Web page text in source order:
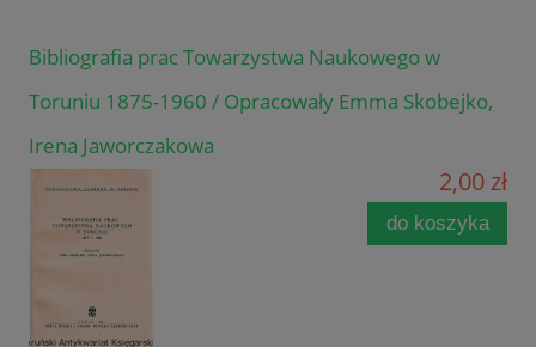
Bibliografia prac Towarzystwa Naukowego w
Toruniu 1875-1960 / Opracowały Emma Skobejko,
Irena Jaworczakowa
2,00 zł
do koszyka